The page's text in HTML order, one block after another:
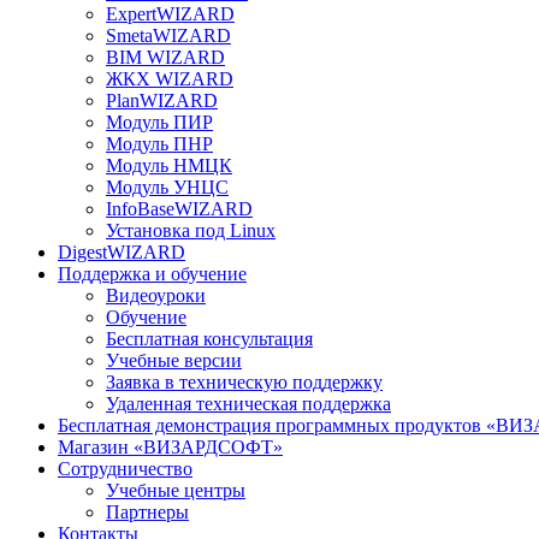
ExpertWIZARD
SmetaWIZARD
BIM WIZARD
ЖКХ WIZARD
PlanWIZARD
Модуль ПИР
Модуль ПНР
Модуль НМЦК
Модуль УНЦС
InfoBaseWIZARD
Установка под Linux
DigestWIZARD
Поддержка и обучение
Видеоуроки
Обучение
Бесплатная консультация
Учебные версии
Заявка в техническую поддержку
Удаленная техническая поддержка
Бесплатная демонстрация программных продуктов
Магазин «ВИЗАРДСОФТ»
Сотрудничество
Учебные центры
Партнеры
Контакты